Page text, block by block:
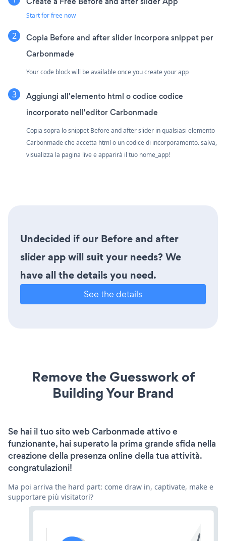
Start for free now
Copia Before and after slider incorpora snippet per
Carbonmade
Your code block will be available once you create your app
Aggiungi all'elemento html o codice codice
incorporato nell'editor Carbonmade
Copia sopra lo snippet Before and after slider in qualsiasi elemento
Carbonmade che accetta html o un codice di incorporamento. salva,
visualizza la pagina live e apparirà il tuo nome_app!
Undecided if our Before and after
slider app will suit your needs? We
have all the details you need.
See the details
Remove the Guesswork of
Building Your Brand
Se hai il tuo sito web Carbonmade attivo e
funzionante, hai superato la prima grande sfida nella
creazione della presenza online della tua attività.
congratulazioni!
Ma poi arriva the hard part: come draw in, captivate, make e
supportare più visitatori?